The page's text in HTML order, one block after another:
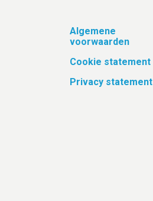
Footer
Algemene
voorwaarden
Cookie statement
Privacy statement